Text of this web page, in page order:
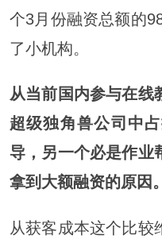
个3月份融资总额的
了小机构。
从当前国内参与在线
超级独角兽公司中
导，另一个必是作业
拿到大额融资的原因。
从获客成本这个比较